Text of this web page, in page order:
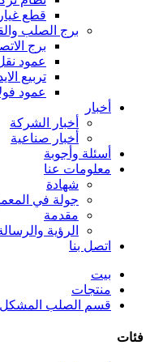
قطع
برج الصلب
برج
عمود
تربيع
عمود
أخبار
أخبار الشركة
أخبار صناعية
أسئلة وأجوبة
معلومات عنا
شهادة
جولة في
مقدمة
الرؤية
اتصل بنا
بيت
منتجات
قسم الصلب المشكل
فئات